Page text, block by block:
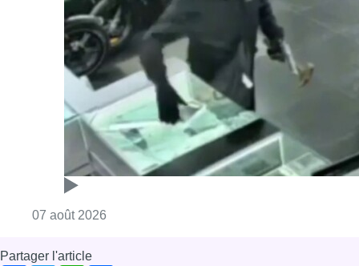
07 août 2026
Partager l'article